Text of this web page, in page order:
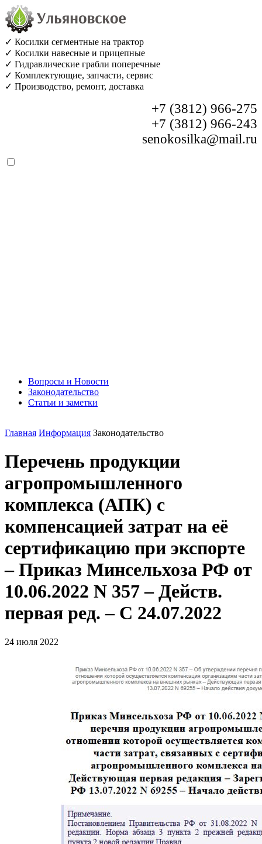
✓ Косилки сегментные на трактор
✓ Косилки навесные и прицепные
✓ Гидравлические грабли поперечные
✓ Комплектующие, запчасти, сервис
✓ Производство, ремонт, доставка
+7 (3812) 966-275
+7 (3812) 966-243
senokosilka@mail.ru
Вопросы и Новости
Законодательство
Статьи и заметки
Главная Информация Законодательство
Перечень продукции
агропромышленного
комплекса (АПК) с
компенсацией затрат на её
сертификацию при экспорте
– Приказ Минсельхоза РФ от
10.06.2022 N 357 – Действ.
первая ред. – С 24.07.2022
24 июля 2022